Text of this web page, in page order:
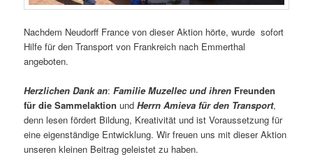
Nachdem Neudorff France von dieser Aktion hörte, wurde sofort
Hilfe für den Transport von Frankreich nach Emmerthal
angeboten.
Herzlichen Dank an:Familie Muzellec und ihren Freunden
für die Sammelaktion undHerrn Amieva für den Transport,
denn lesen fördert Bildung, Kreativität und ist Voraussetzung für
eine eigenständige Entwicklung. Wir freuen uns mit dieser Aktion
unseren kleinen Beitrag geleistet zu haben.